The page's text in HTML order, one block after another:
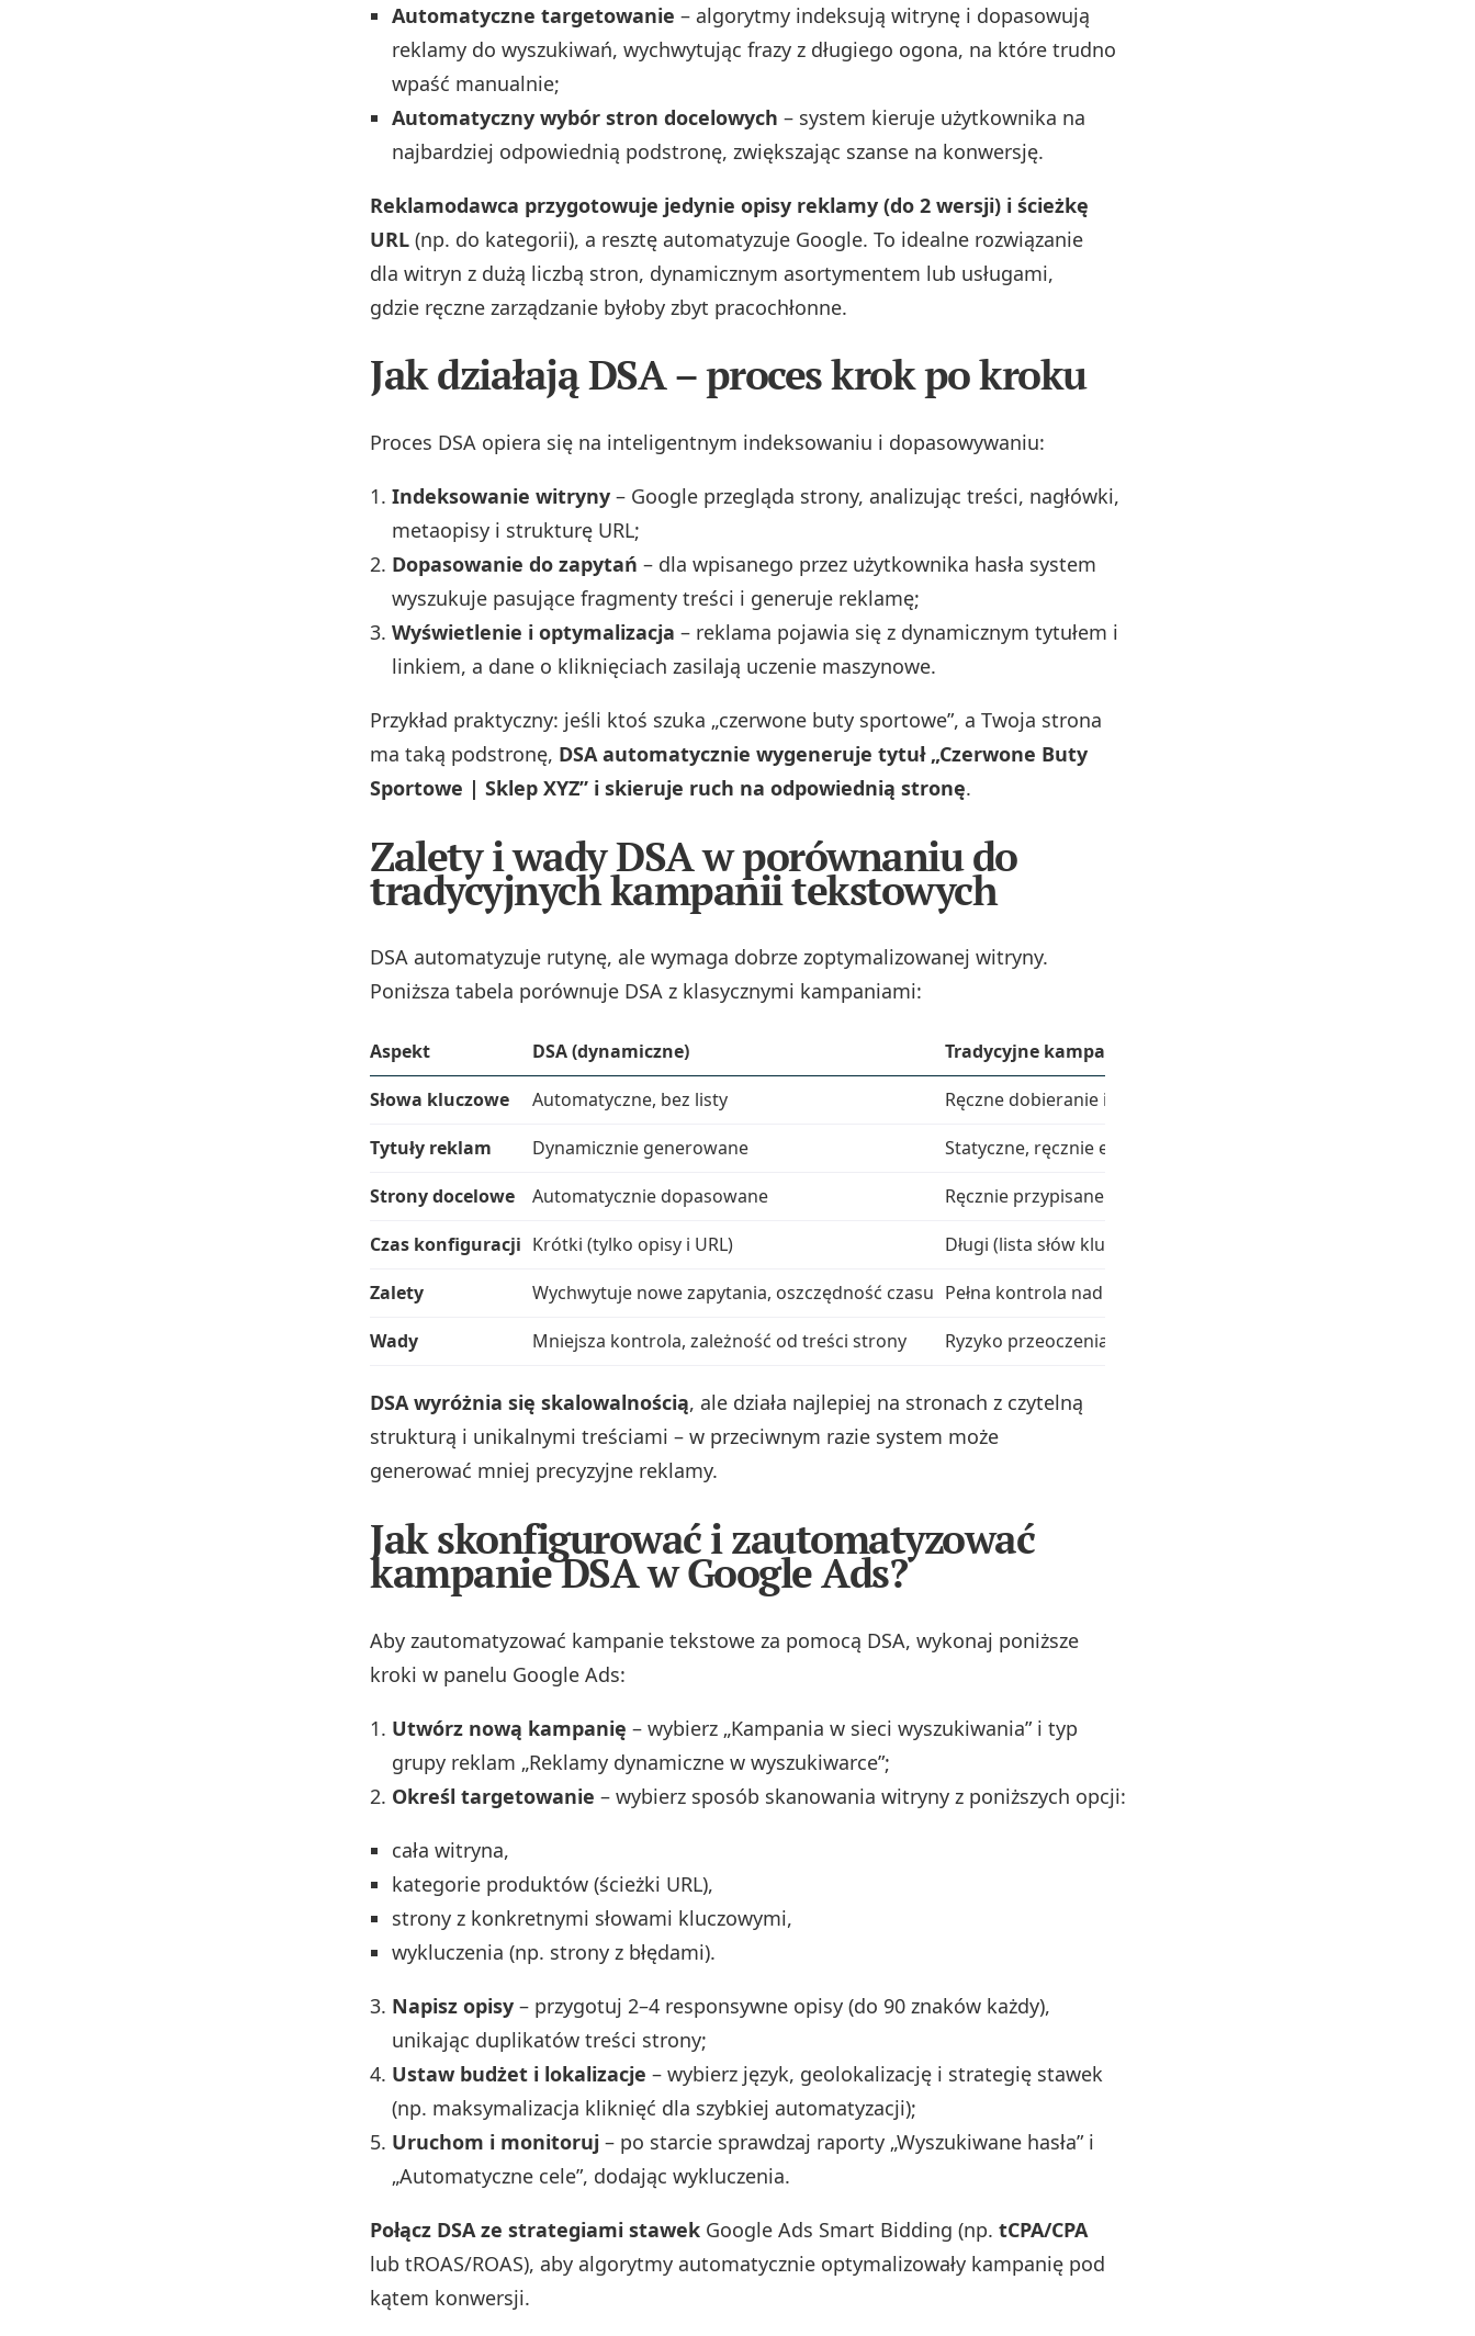
Automatyczne targetowanie – algorytmy indeksują witrynę i dopasowują
reklamy do wyszukiwań, wychwytując frazy z długiego ogona, na które trudno
wpaść manualnie;
Automatyczny wybór stron docelowych – system kieruje użytkownika na
najbardziej odpowiednią podstronę, zwiększając szanse na konwersję.
Reklamodawca przygotowuje jedynie opisy reklamy (do 2 wersji) i ścieżkę
URL (np. do kategorii), a resztę automatyzuje Google. To idealne rozwiązanie
dla witryn z dużą liczbą stron, dynamicznym asortymentem lub usługami,
gdzie ręczne zarządzanie byłoby zbyt pracochłonne.
Jak działają DSA – proces krok po kroku
Proces DSA opiera się na inteligentnym indeksowaniu i dopasowywaniu:
Indeksowanie witryny – Google przegląda strony, analizując treści, nagłówki,
metaopisy i strukturę URL;
Dopasowanie do zapytań – dla wpisanego przez użytkownika hasła system
wyszukuje pasujące fragmenty treści i generuje reklamę;
Wyświetlenie i optymalizacja – reklama pojawia się z dynamicznym tytułem i
linkiem, a dane o kliknięciach zasilają uczenie maszynowe.
Przykład praktyczny: jeśli ktoś szuka „czerwone buty sportowe”, a Twoja strona
ma taką podstronę, DSA automatycznie wygeneruje tytuł „Czerwone Buty
Sportowe | Sklep XYZ” i skieruje ruch na odpowiednią stronę.
Zalety i wady DSA w porównaniu do
tradycyjnych kampanii tekstowych
DSA automatyzuje rutynę, ale wymaga dobrze zoptymalizowanej witryny.
Poniższa tabela porównuje DSA z klasycznymi kampaniami:
Aspekt DSA (dynamiczne)
Tradycyjne kampanie tekstowe
Słowa kluczowe
Automatyczne, bez listy
Ręczne dobieranie i zarządzanie
Tytuły reklam
Dynamicznie generowane
Statyczne, ręcznie edytowane
Strony docelowe
Automatycznie dopasowane
Ręcznie przypisane
Czas konfiguracji Krótki (tylko opisy i URL)
Długi (lista słów kluczowych + testy)
Zalety
Wychwytuje nowe zapytania, oszczędność czasu Pełna kontrola nad treścią
Wady
Mniejsza kontrola, zależność od treści strony Ryzyko przeoczenia fraz z długiego ogona
DSA wyróżnia się skalowalnością, ale działa najlepiej na stronach z czytelną
strukturą i unikalnymi treściami – w przeciwnym razie system może
generować mniej precyzyjne reklamy.
Jak skonfigurować i zautomatyzować
kampanie DSA w Google Ads?
Aby zautomatyzować kampanie tekstowe za pomocą DSA, wykonaj poniższe
kroki w panelu Google Ads:
Utwórz nową kampanię – wybierz „Kampania w sieci wyszukiwania” i typ
grupy reklam „Reklamy dynamiczne w wyszukiwarce”;
Określ targetowanie – wybierz sposób skanowania witryny z poniższych opcji:
cała witryna,
kategorie produktów (ścieżki URL),
strony z konkretnymi słowami kluczowymi,
wykluczenia (np. strony z błędami).
Napisz opisy – przygotuj 2–4 responsywne opisy (do 90 znaków każdy),
unikając duplikatów treści strony;
Ustaw budżet i lokalizacje – wybierz język, geolokalizację i strategię stawek
(np. maksymalizacja kliknięć dla szybkiej automatyzacji);
Uruchom i monitoruj – po starcie sprawdzaj raporty „Wyszukiwane hasła” i
„Automatyczne cele”, dodając wykluczenia.
Połącz DSA ze strategiami stawek Google Ads Smart Bidding (np. tCPA/CPA
lub tROAS/ROAS), aby algorytmy automatycznie optymalizowały kampanię pod
kątem konwersji.